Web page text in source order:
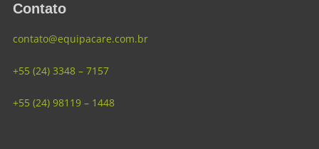
Contato
contato@equipacare.com.br
+55 (24) 3348 – 7157
+55 (24) 98119 – 1448